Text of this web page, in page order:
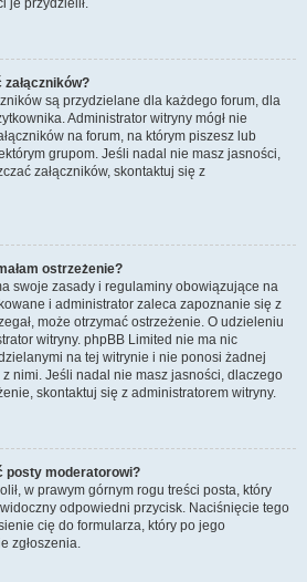
je przydzielił.
są przydzielane dla każdego forum, dla
Administrator witryny mógł nie
na forum, na którym piszesz lub
grupom. Jeśli nadal nie masz jasności,
załączników, skontaktuj się z
ostrzeżenie?
swoje zasady i regulaminy obowiązujące na
i administrator zaleca zapoznanie się z
może otrzymać ostrzeżenie. O udzieleniu
witryny. phpBB Limited nie ma nic
na tej witrynie i nie ponosi żadnej
nimi. Jeśli nadal nie masz jasności, dlaczego
skontaktuj się z administratorem witryny.
posty moderatorowi?
w prawym górnym rogu treści posta, który
odpowiedni przycisk. Naciśnięcie tego
cię do formularza, który po jego
zgłoszenia.